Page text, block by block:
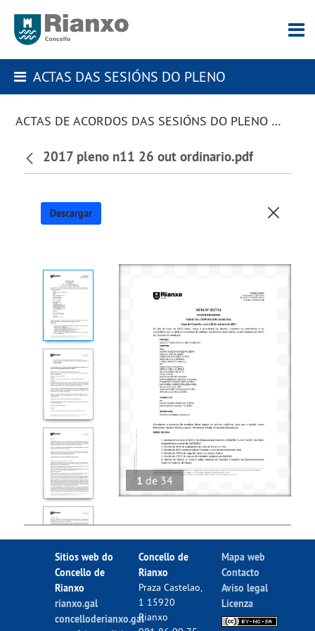
ACTAS DAS SESIÓNS DO PLENO
ACTAS DE ACORDOS DAS SESIÓNS DO PLENO DA CORPORACIÓN
2017 pleno n11 26 out ordinario.pdf
Descargar
1 de 34
Sitios web do
Concello de
Rianxo
rianxo.gal
concelloderianxo.gal
Concello de
Rianxo
Praza Castelao,
1 15920
Rianxo
Mapa web
Contacto
Aviso legal
Licenza